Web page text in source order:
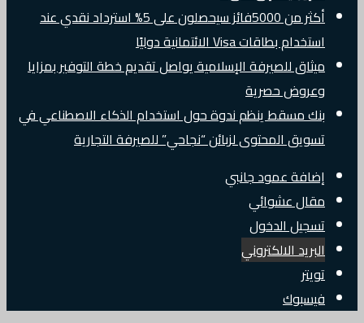
أكثر من 5000فائز سيحصلون على 5% استرداد نقدي عند
استخدام بطاقات Visa الائتمانية دوليًا
ميثاق للصيرفة الإسلامية يواصل تقديم خطة التوفير بمزايا
وعروض حصرية
بنك مسقط ينظم ندوة حول استخدام الذكاء الاصطناعي في
تسويق المحتوى لزبائن “نجاحي” للصيرفة التجارية
إضافة عمود جانبي
مقال عشوائي
تسجيل الدخول
البريد الالكتروني
تويتر
فيسبوك